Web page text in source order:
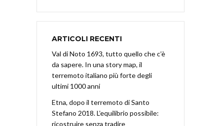
ARTICOLI RECENTI
Val di Noto 1693, tutto quello che c’è
da sapere. In una story map, il
terremoto italiano più forte degli
ultimi 1000 anni
Etna, dopo il terremoto di Santo
Stefano 2018. L’equilibrio possibile:
ricostruire senza tradire